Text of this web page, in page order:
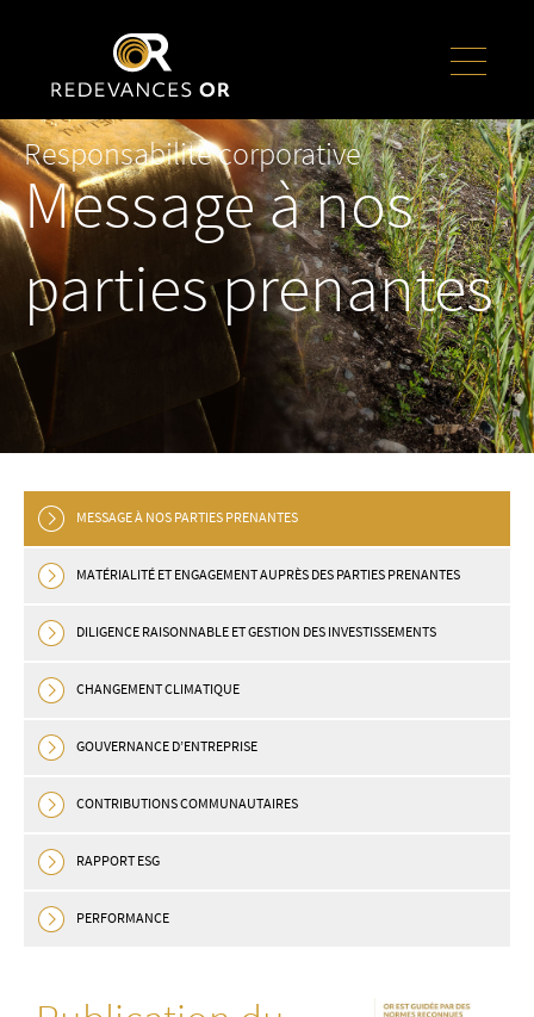
Responsabilité corporative
Message à nos
parties prenantes
MESSAGE À NOS PARTIES PRENANTES
MATÉRIALITÉ ET ENGAGEMENT AUPRÈS DES PARTIES PRENANTES
DILIGENCE RAISONNABLE ET GESTION DES INVESTISSEMENTS
CHANGEMENT CLIMATIQUE
GOUVERNANCE D’ENTREPRISE
CONTRIBUTIONS COMMUNAUTAIRES
RAPPORT ESG
PERFORMANCE